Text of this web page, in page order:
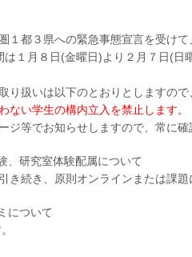
都３県への緊急事態宣言を受け
は１月８日(金曜日)より２月７日(日
扱いは以下のとおりとしますの
ない学生の構内立入を禁止します。
等でお知らせしますので、常に確
、研究室体験配属について
続き、原則オンラインまたは課題
について